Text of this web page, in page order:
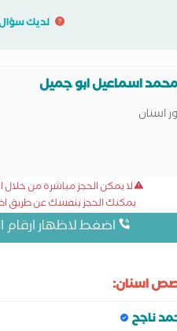
لديك
اسماعيل ابو جميل
اسنان
لا يمكن الحجز مباشرة من
يمكنك الحجز بنفسك عن طريق
اضغط لاظهار ارقام
اسنان:
ناجح